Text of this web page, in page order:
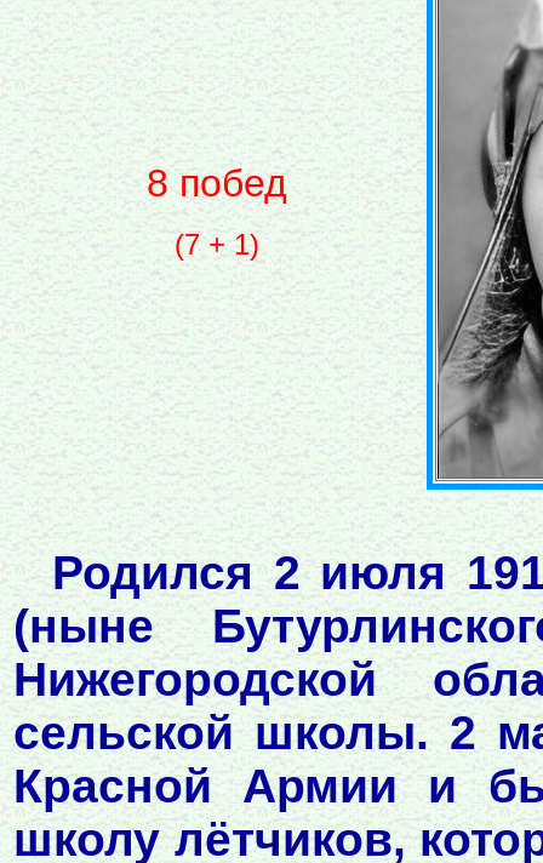
8 побед
(7 + 1)
Родился 2 июля
(ныне
Нижегородской
сельской школы. 2
Красной Армии и
школу лётчиков,